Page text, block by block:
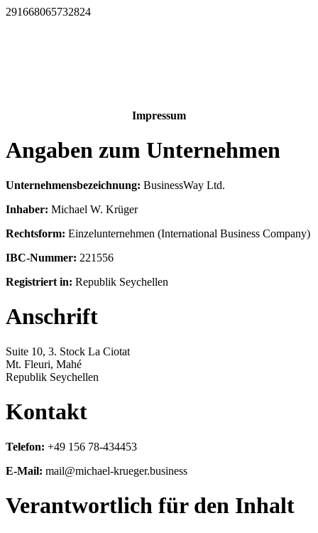
291668065732824
Impressum
Angaben zum Unternehmen
Unternehmensbezeichnung: BusinessWay Ltd.
Inhaber: Michael W. Krüger
Rechtsform: Einzelunternehmen (International Business Company)
IBC-Nummer: 221556
Registriert in: Republik Seychellen
Anschrift
Suite 10, 3. Stock La Ciotat
Mt. Fleuri, Mahé
Republik Seychellen
Kontakt
Telefon: +49 156 78-434453
E-Mail: mail@michael-krueger.business
Verantwortlich für den Inhalt